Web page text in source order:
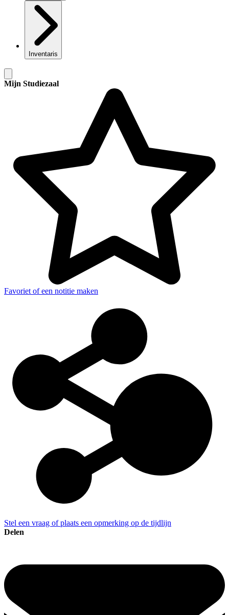
Inventaris
Mijn Studiezaal
Favoriet of een notitie maken
Stel een vraag of plaats een opmerking op de tijdlijn
Delen